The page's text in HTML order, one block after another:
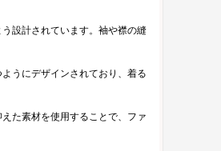
設計されています。袖や襟の縫
うにデザインされており、着る
た素材を使用することで、ファ